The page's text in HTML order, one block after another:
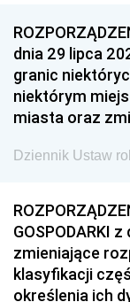
dnia 29 lipca
granic
niektórym
miasta oraz
Dziennik Ustaw
GOSPODARKI
zmieniające
klasyfikacji
określenia ich